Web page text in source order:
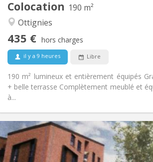
Colocation 190 m²
Ottignies
435 € hors charges
il y a 9 heures Libre
190 m² lumineux et entièrement équipés
+ belle terrasse Complètement meublé et
à...